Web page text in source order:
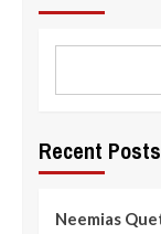
Recent Posts
Neemias